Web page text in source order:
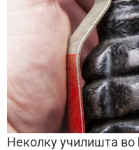
Неколку училишта во